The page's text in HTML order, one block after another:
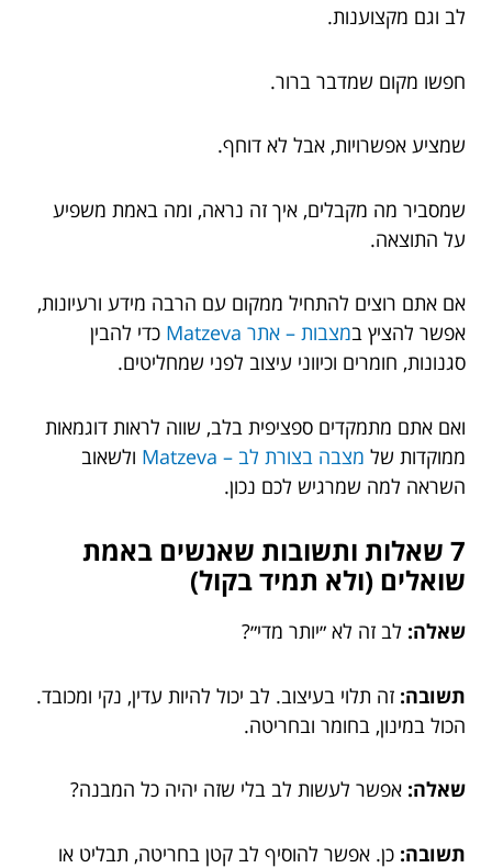
לב וגם מקצוענות.
חפשו מקום שמדבר ברור.
שמציע אפשרויות, אבל לא דוחף.
שמסביר מה מקבלים, איך זה נראה, ומה באמת משפיע
על התוצאה.
אם אתם רוצים להתחיל ממקום עם הרבה מידע ורעיונות,
אפשר להציץ במצבות – אתר Matzeva
כדי להבין
סגנונות, חומרים וכיווני עיצוב לפני שמחליטים.
ואם אתם מתמקדים ספציפית בלב, שווה לראות דוגמאות
ממוקדות של מצבה בצורת לב – Matzeva
ולשאוב
השראה למה שמרגיש לכם נכון.
7 שאלות ותשובות שאנשים באמת
שואלים (ולא תמיד בקול)
שאלה: לב זה לא ״יותר מדי״?
תשובה: זה תלוי בעיצוב. לב יכול להיות עדין, נקי ומכובד.
הכול במינון, בחומר ובחריטה.
שאלה: אפשר לעשות לב בלי שזה יהיה כל המבנה?
תשובה: כן. אפשר להוסיף לב קטן בחריטה, תבליט או